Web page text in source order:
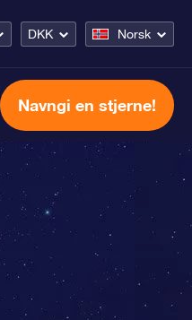
DKK Norsk
Navngi en stjerne!